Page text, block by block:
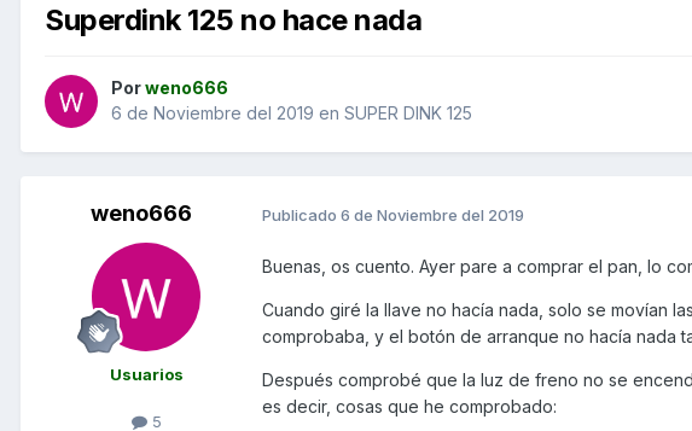
Superdink 125 no hace nada
Porweno666
6 de Noviembre del 2019 en SUPER DINK 125
weno666
Usuarios
5
Publicado 6 de Noviembre del 2019
Buenas, os cuento. Ayer pare a comprar el pan, lo
Cuando giré la llave no hacía nada, solo se movían
comprobaba, y el botón de arranque no hacía nada
Después comprobé que la luz de freno no se
es decir, cosas que he comprobado: